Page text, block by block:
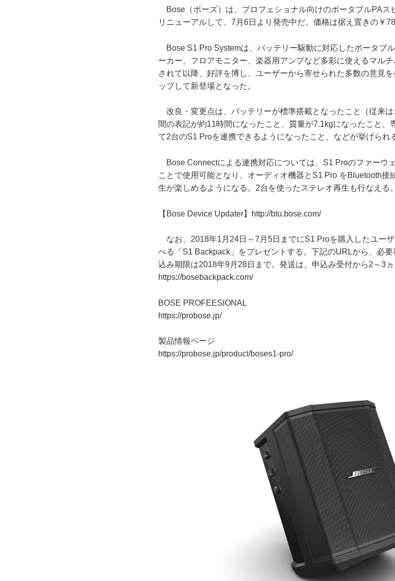
Bose（ボーズ）は、プロフェショナル向けのポータブルPAス
リニューアルして、7月6日より発売中だ。価格は据え置きの￥
Bose S1 Pro Systemは、バッテリー駆動に対応したポータブ
ーカー、フロアモニター、楽器用アンプなど多彩に使えるマル
されて以降、好評を博し、ユーザーから寄せられた多数の意見
ップして新登場となった。
改良・変更点は、バッテリーが標準搭載となったこと（従来
間の表記が約11時間になったこと、質量が7.1kgになったこと、
て2台のS1 Proを連携できるようになったこと、などが挙げられ
Bose Connectによる連携対応については、S1 Proのファーウ
ことで使用可能となり、オーディオ機器とS1 Pro をBluetooth接
生が楽しめるようになる。2台を使ったステレオ再生も行なえる。
【Bose Device Updater】 http://btu.bose.com/
なお、2018年1月24日～7月5日までにS1 Proを購入したユー
べる「S1 Backpack」をプレゼントする。下記のURLから、必
込み期限は2018年9月28日まで。発送は、申込み受付から2～3ヵ
https://bosebackpack.com/
BOSE PROFEESIONAL
https://probose.jp/
製品情報ページ
https://probose.jp/product/boses1-pro/